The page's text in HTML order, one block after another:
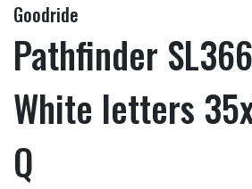
Goodride
Pathfinder
White letters
Q